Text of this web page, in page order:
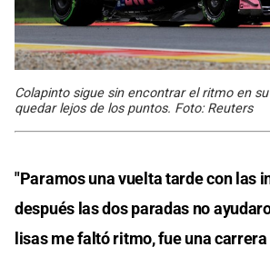
Colapinto sigue sin encontrar el ritmo en
quedar lejos de los puntos. Foto: Reuters
"Paramos una vuelta tarde con las
después las dos paradas no
lisas me faltó ritmo, fue una carrera